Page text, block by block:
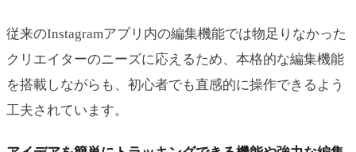
従来のInstagramアプリ内の編集機能では物足りなかった
クリエイターのニーズに応えるため、本格的な編集機能
を搭載しながらも、初心者でも直感的に操作できるよう
工夫されています。